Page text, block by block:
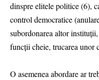
dinspre elitele politice (6),
control democratice
subordonarea altor
funcții cheie, trucarea unor
O asemenea abordare ar